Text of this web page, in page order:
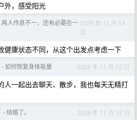
外，感受阳光
两人作息不一，还有必要在一 2025 年 12 月 14
日
健康状态不同，从这个出发点考虑一下
› 如何恢复身体能量 2025 年 11 月 12 日
人一起出去聊天、散步，我也每天无精打
› 结婚了。 2025 年 11 月 12 日